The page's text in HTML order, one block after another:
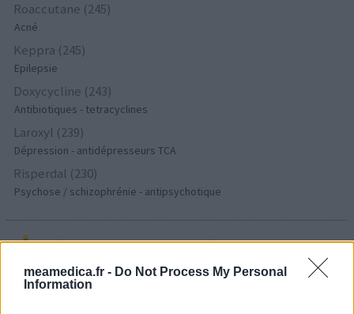
meamedica.fr - Do Not Process My Personal
Information
Roaccutane (245)
Acné
Keppra (245)
Epilepsie
Doxycycline (243)
Antibiotiques - tetracyclines
Laroxyl (239)
Dépression - antidépresseurs TCA
Risperdal (230)
Psychose / schizophrénie - antipsychotique
Les évaluations de cette page sont écrites par les utilisateurs
eux-mêmes ; ces avis sont d’abord lus, et éventuellement
adaptés afin de répondre à nos standards en ce qui concerne